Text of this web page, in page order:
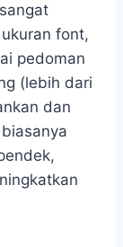
font,
pedoman
(lebih dari
dan